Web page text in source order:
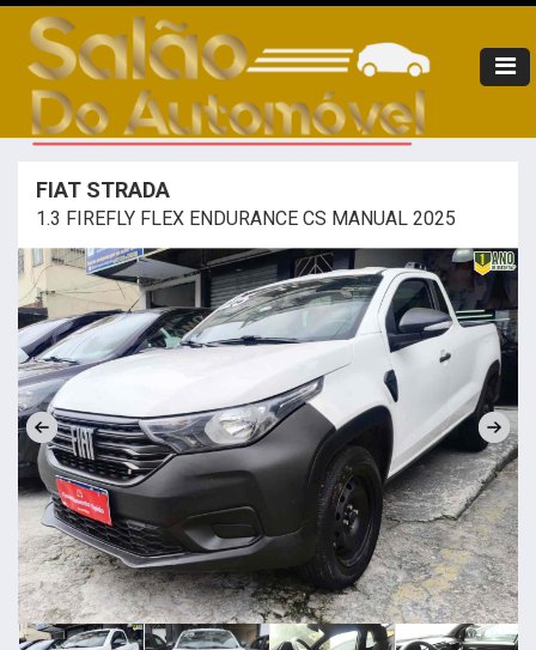
FIAT STRADA
1.3 FIREFLY FLEX ENDURANCE CS MANUAL 2025